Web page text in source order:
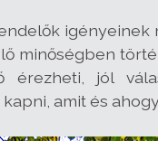
igényeinek
minőségben
jól
amit és